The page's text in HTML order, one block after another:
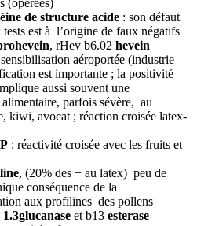
(opérées)
de structure acide: son défaut
tests est à l’origine de faux négatifs
, rHev b6.02 hevein
aéroportée (industrie
est importante ; la positivité
aussi souvent une
parfois sévère, au
kiwi, avocat ; réaction croisée latex-
: réactivité croisée avec les fruits et
, (20% des + au latex) peu de
conséquence de la
aux profilines des pollens
1.3glucanaseet b13 esterase